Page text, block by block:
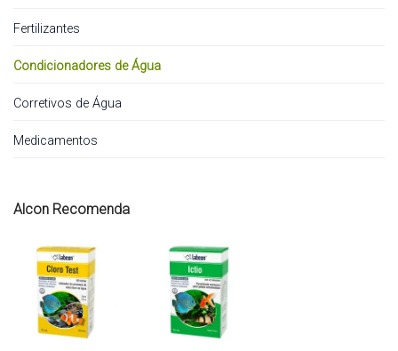
Fertilizantes
Condicionadores de Água
Corretivos de Água
Medicamentos
Alcon Recomenda